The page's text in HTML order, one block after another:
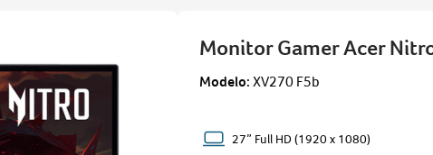
Monitor Gamer Acer
Modelo: XV270 F5b
27” Full HD (1920 x 1080)